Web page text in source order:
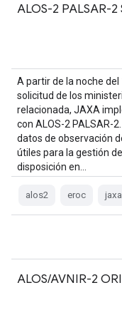
ALOS-2 PALSAR-2
A partir de la noche
solicitud de los
relacionada, JAXA
con ALOS-2 PALSAR-
datos de observación
útiles para la gestión
disposición en…
alos2 eroc jaxa
ALOS/AVNIR-2 ORI